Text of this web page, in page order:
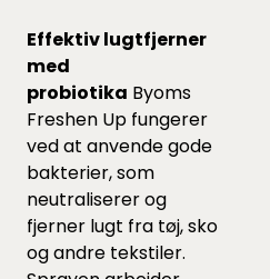
Effektiv lugtfjerner
med
probiotika Byoms
Freshen Up fungerer
ved at anvende gode
bakterier, som
neutraliserer og
fjerner lugt fra tøj, sko
og andre tekstiler.